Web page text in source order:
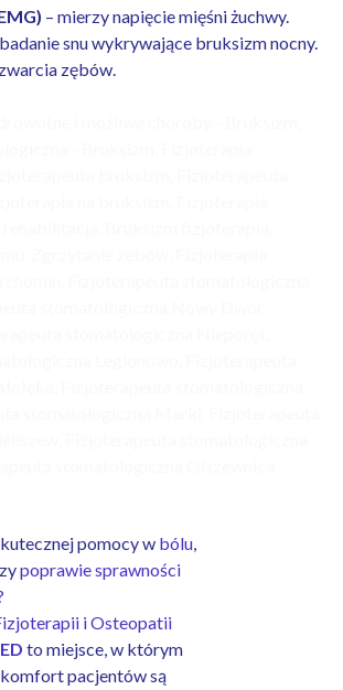
– mierzy napięcie mięśni żuchwy.
snu wykrywające bruksizm nocny.
zębów.
pomocy w bólu,
poprawie sprawności
i Osteopatii
to miejsce, w którym
pacjentów są